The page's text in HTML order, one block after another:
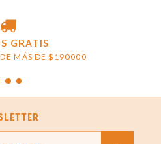
GRATIS
MÁS DE $190000